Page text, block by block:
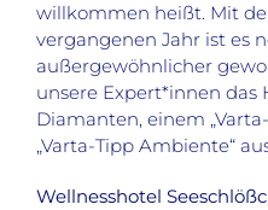
willkommen heißt. Mit
vergangenen Jahr ist es
außergewöhnlicher
unsere Expert*innen
Diamanten, einem
„Varta-Tipp Ambiente“
Wellnesshotel